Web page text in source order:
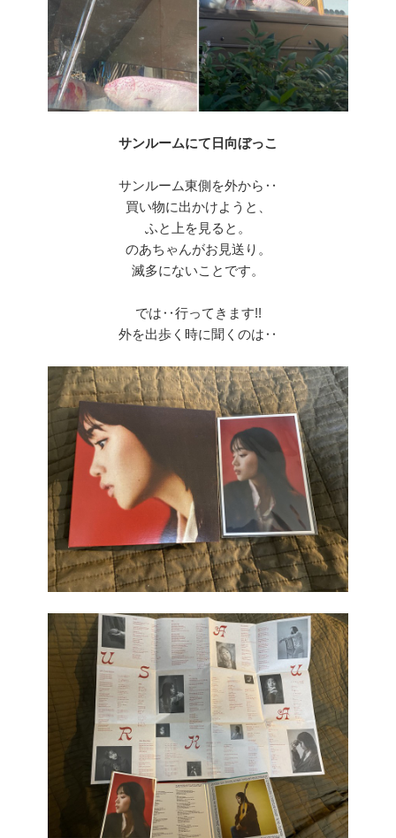
サンルームにて日向ぼっこ
サンルーム東側を外から‥
買い物に出かけようと、
ふと上を見ると。
のあちゃんがお見送り。
滅多にないことです。
では‥行ってきます!!
外を出歩く時に聞くのは‥